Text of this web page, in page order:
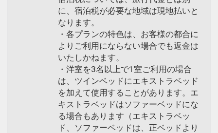
に、宿泊税が必要な地域は現地払いと
なります。
・各プランの特色は、お客様の都合に
よりご利用にならない場合でも返金は
いたしかねます。
・洋室を3名以上で1室ご利用の場合
は、ツインベッドにエキストラベッド
を加えて使用することがあります。エ
キストラベッドはソファーベッドにな
る場合もあります（エキストラベッ
ド、ソファーベッドは、正ベッドより